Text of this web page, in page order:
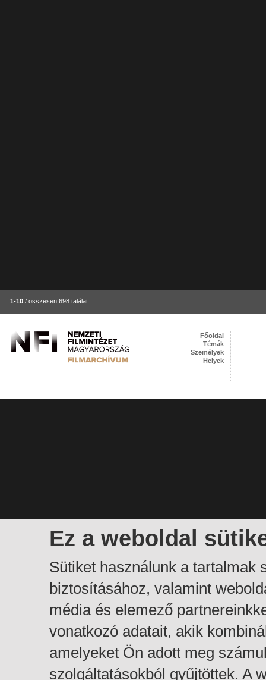
1-10 / összesen 698 találat
Ez a weboldal
Sütiket használunk a tartalmak
biztosításához, valamint
média és elemező
vonatkozó adatait, akik
amelyeket Ön adott meg
szolgáltatásokból gyűjtöttek. A
Főoldal
Témák
Személyek
Helyek